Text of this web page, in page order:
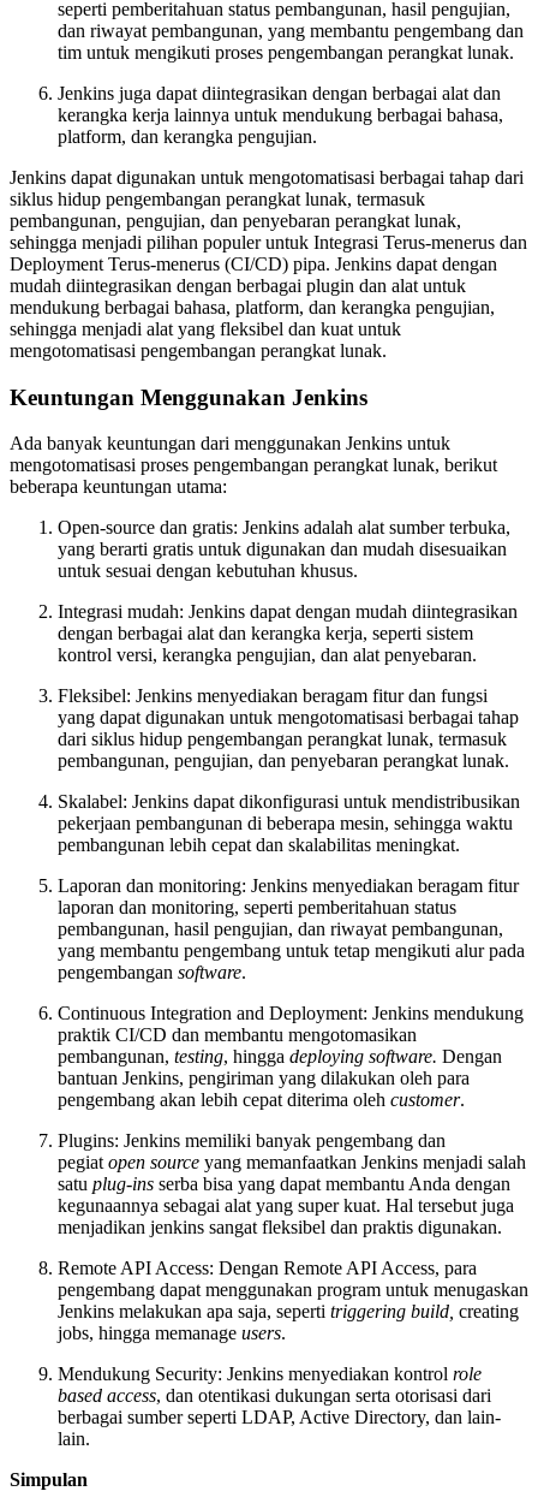
seperti pemberitahuan status pembangunan, hasil pengujian,
dan riwayat pembangunan, yang membantu pengembang dan
tim untuk mengikuti proses pengembangan perangkat lunak.
Jenkins juga dapat diintegrasikan dengan berbagai alat dan
kerangka kerja lainnya untuk mendukung berbagai bahasa,
platform, dan kerangka pengujian.
Jenkins dapat digunakan untuk mengotomatisasi berbagai tahap dari
siklus hidup pengembangan perangkat lunak, termasuk
pembangunan, pengujian, dan penyebaran perangkat lunak,
sehingga menjadi pilihan populer untuk Integrasi Terus-menerus dan
Deployment Terus-menerus (CI/CD) pipa. Jenkins dapat dengan
mudah diintegrasikan dengan berbagai plugin dan alat untuk
mendukung berbagai bahasa, platform, dan kerangka pengujian,
sehingga menjadi alat yang fleksibel dan kuat untuk
mengotomatisasi pengembangan perangkat lunak.
Keuntungan Menggunakan Jenkins
Ada banyak keuntungan dari menggunakan Jenkins untuk
mengotomatisasi proses pengembangan perangkat lunak, berikut
beberapa keuntungan utama:
Open-source dan gratis: Jenkins adalah alat sumber terbuka,
yang berarti gratis untuk digunakan dan mudah disesuaikan
untuk sesuai dengan kebutuhan khusus.
Integrasi mudah: Jenkins dapat dengan mudah diintegrasikan
dengan berbagai alat dan kerangka kerja, seperti sistem
kontrol versi, kerangka pengujian, dan alat penyebaran.
Fleksibel: Jenkins menyediakan beragam fitur dan fungsi
yang dapat digunakan untuk mengotomatisasi berbagai tahap
dari siklus hidup pengembangan perangkat lunak, termasuk
pembangunan, pengujian, dan penyebaran perangkat lunak.
Skalabel: Jenkins dapat dikonfigurasi untuk mendistribusikan
pekerjaan pembangunan di beberapa mesin, sehingga waktu
pembangunan lebih cepat dan skalabilitas meningkat.
Laporan dan monitoring: Jenkins menyediakan beragam fitur
laporan dan monitoring, seperti pemberitahuan status
pembangunan, hasil pengujian, dan riwayat pembangunan,
yang membantu pengembang untuk tetap mengikuti alur pada
pengembangan software.
Continuous Integration and Deployment: Jenkins mendukung
praktik CI/CD dan membantu mengotomasikan
pembangunan, testing, hingga deploying software. Dengan
bantuan Jenkins, pengiriman yang dilakukan oleh para
pengembang akan lebih cepat diterima oleh customer.
Plugins: Jenkins memiliki banyak pengembang dan
pegiatopen source yang memanfaatkan Jenkins menjadi salah
satu plug-ins serba bisa yang dapat membantu Anda dengan
kegunaannya sebagai alat yang super kuat. Hal tersebut juga
menjadikan jenkins sangat fleksibel dan praktis digunakan.
Remote API Access: Dengan Remote API Access, para
pengembang dapat menggunakan program untuk menugaskan
Jenkins melakukan apa saja, seperti triggering build, creating
jobs, hingga memanage users.
Mendukung Security: Jenkins menyediakan kontrol role
based access, dan otentikasi dukungan serta otorisasi dari
berbagai sumber seperti LDAP, Active Directory, dan lain-
lain.
Simpulan